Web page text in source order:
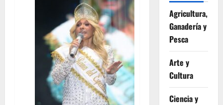
Agricultura,
Ganadería y
Pesca
Arte y
Cultura
Ciencia y